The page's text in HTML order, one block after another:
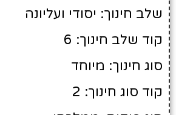
שלב חינוך: יסודי ועליונה
קוד שלב חינוך: 6
סוג חינוך: מיוחד
קוד סוג חינוך: 2